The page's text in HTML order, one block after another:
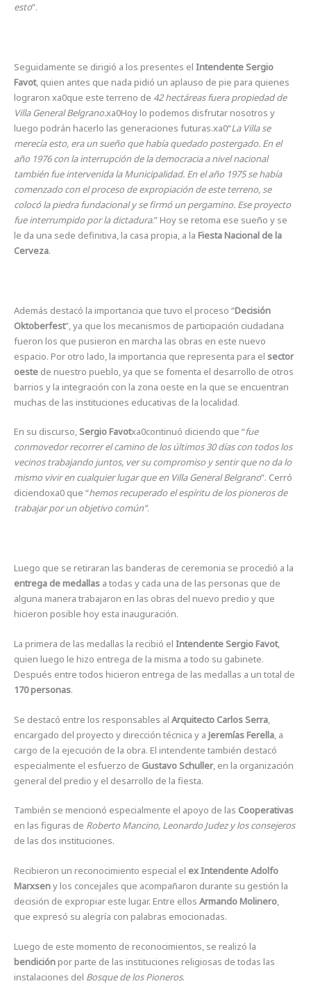
esto”.
Seguidamente se dirigió a los presentes elIntendente Sergio
Favot, quien antes que nada pidió un aplauso de pie para quienes
lograron xa0que este terreno de 42 hectáreas fuera propiedad de
Villa General Belgrano.xa0Hoy lo podemos disfrutar nosotros y
luego podrán hacerlo las generaciones futuras.xa0“La Villa se
merecía esto, era un sueño que había quedado postergado. En el
año 1976 con la interrupción de la democracia a nivel nacional
también fue intervenida la Municipalidad. En el año 1975 se había
comenzado con el proceso de expropiación de este terreno, se
colocó la piedra fundacional y se firmó un pergamino. Ese proyecto
fue interrumpido por la dictadura.” Hoy se retoma ese sueño y se
le da una sede definitiva, la casa propia, a laFiesta Nacional de la
Cerveza.
Además destacó la importancia que tuvo el proceso “Decisión
Oktoberfest”, ya que los mecanismos de participación ciudadana
fueron los que pusieron en marcha las obras en este nuevo
espacio. Por otro lado, la importancia que representa para el sector
oeste de nuestro pueblo, ya que se fomenta el desarrollo de otros
barrios y la integración con la zona oeste en la que se encuentran
muchas de las instituciones educativas de la localidad.
En su discurso,Sergio Favotxa0continuó diciendo que “fue
conmovedor recorrer el camino de los últimos 30 días con todos los
vecinos trabajando juntos, ver su compromiso y sentir que no da lo
mismo vivir en cualquier lugar que en Villa General Belgrano”. Cerró
diciendoxa0 que “hemos recuperado el espíritu de los pioneros de
trabajar por un objetivo común”.
Luego que se retiraran las banderas de ceremonia se procedió a la
entrega de medallas a todas y cada una de las personas que de
alguna manera trabajaron en las obras del nuevo predio y que
hicieron posible hoy esta inauguración.
La primera de las medallas la recibió elIntendente Sergio Favot,
quien luego le hizo entrega de la misma a todo su gabinete.
Después entre todos hicieron entrega de las medallas a un total de
170 personas.
Se destacó entre los responsables alArquitecto Carlos Serra
encargado del proyecto y dirección técnica y a Jeremías Ferella , a
cargo de la ejecución de la obra. El intendente también destacó
especialmente el esfuerzo de Gustavo Schuller, en la organización
general del predio y el desarrollo de la fiesta.
También se mencionó especialmente el apoyo de las Cooperativas
en las figuras de Roberto Mancino, Leonardo Judez y los consejeros
de las dos instituciones.
Recibieron un reconocimiento especial el ex Intendente Adolfo
Marxseny los concejales que acompañaron durante su gestión la
decisión de expropiar este lugar. Entre ellosArmando Molinero,
que expresó su alegría con palabras emocionadas.
Luego de este momento de reconocimientos, se realizó la
bendiciónpor parte de las instituciones religiosas de todas las
instalaciones del Bosque de los Pioneros.